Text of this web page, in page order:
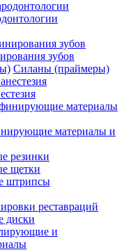
зубов
Силаны (праймеры)
материалы и
резинки
щетки
штрипсы
реставраций
диски